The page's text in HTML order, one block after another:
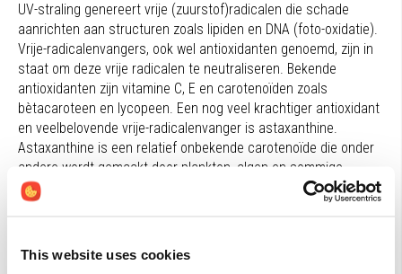
This website uses cookies
UV-straling genereert vrije (zuurstof)radicalen die schade
aanrichten aan structuren zoals lipiden en DNA (foto-oxidatie).
Vrije-radicalenvangers, ook wel antioxidanten genoemd, zijn in
staat om deze vrije radicalen te neutraliseren. Bekende
antioxidanten zijn vitamine C, E en carotenoïden zoals
bètacaroteen en lycopeen. Een nog veel krachtiger antioxidant
en veelbelovende vrije-radicalenvanger is astaxanthine.
Astaxanthine is een relatief onbekende carotenoïde die onder
andere wordt gemaakt door plankton, algen en sommige
planten om zich te weren tegen de schadelijke effecten van
zonlicht en zuurstof. De hoogste concentratie
astaxanthine
microalg
Haematococcus pluvialis